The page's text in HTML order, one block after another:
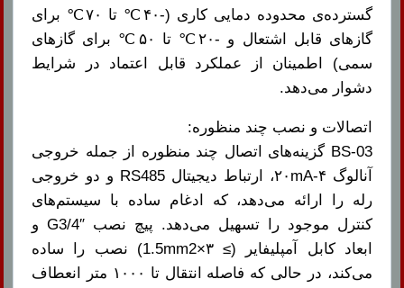
گسترده‌ی محدوده دمایی کاری (-۴۰℃ تا ۷۰℃ برای
گازهای قابل اشتعال و -۲۰℃ تا ۵۰℃ برای گازهای
سمی) اطمینان از عملکرد قابل اعتماد در شرایط
دشوار می‌دهد.
اتصالات و نصب چند منظوره:
BS-03 گزینه‌های اتصال چند منظوره از جمله خروجی
آنالوگ ۴-۲۰mA، ارتباط دیجیتال RS485 و دو خروجی
رله را ارائه می‌دهد، که ادغام ساده با سیستم‌های
کنترل موجود را تسهیل می‌دهد. پیچ نصب G3/4″ و
ابعاد کابل آمپلیفایر (≥ 1.5mm2×۳) نصب را ساده
می‌کند، در حالی که فاصله انتقال تا ۱۰۰۰ متر انعطاف